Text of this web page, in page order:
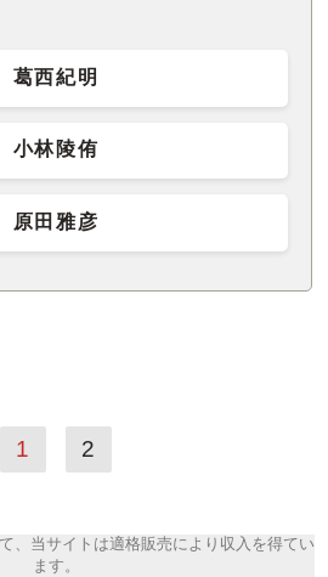
葛西紀明
小林陵侑
原田雅彦
1 2
、当サイトは適格販売により収入を得てい
ます。